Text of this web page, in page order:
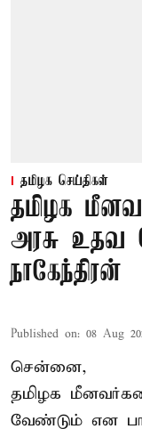
தமிழக செய்திகள்
தமிழக
அரசு உதவ
நாகேந்திரன்
Published on: 08 Aug
சென்னை,
தமிழக
வேண்டும் என